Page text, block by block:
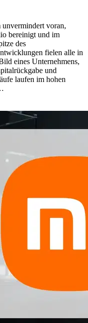
voran,
bereinigt und im
des
fielen alle in
eines Unternehmens,
und
laufen im hohen